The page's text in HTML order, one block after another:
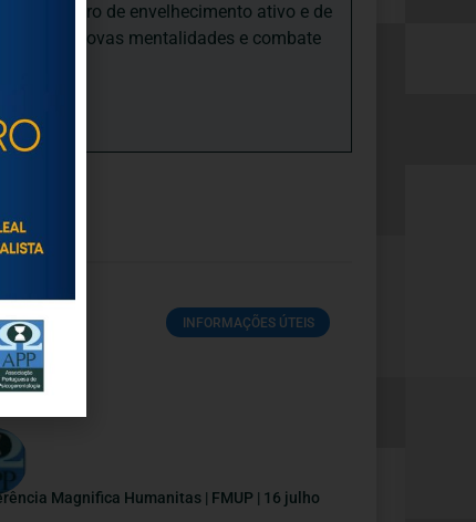
quadro de envelhecimento ativo e de
novas mentalidades e combate
INFORMAÇÕES ÚTEIS
Magnifica Humanitas | FMUP | 16 julho